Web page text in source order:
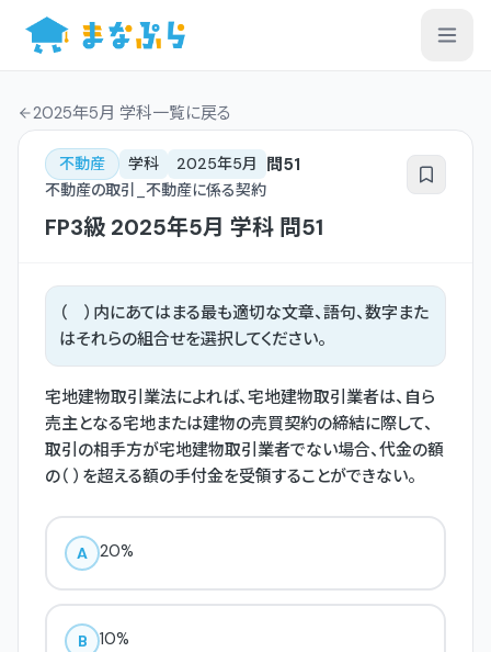
2025年5月 学科一覧に戻る
不動産 学科 2025年5月 問51
不動産の取引_不動産に係る契約
FP3級 2025年5月 学科 問51
（ ）内にあてはまる最も適切な文章、語句、数字また
はそれらの組合せを選択してください。
宅地建物取引業法によれば、宅地建物取引業者は、自ら
売主となる宅地または建物の売買契約の締結に際して、
取引の相手方が宅地建物取引業者でない場合、代金の額
の（ ）を超える額の手付金を受領することができない。
A 20%
B 10%